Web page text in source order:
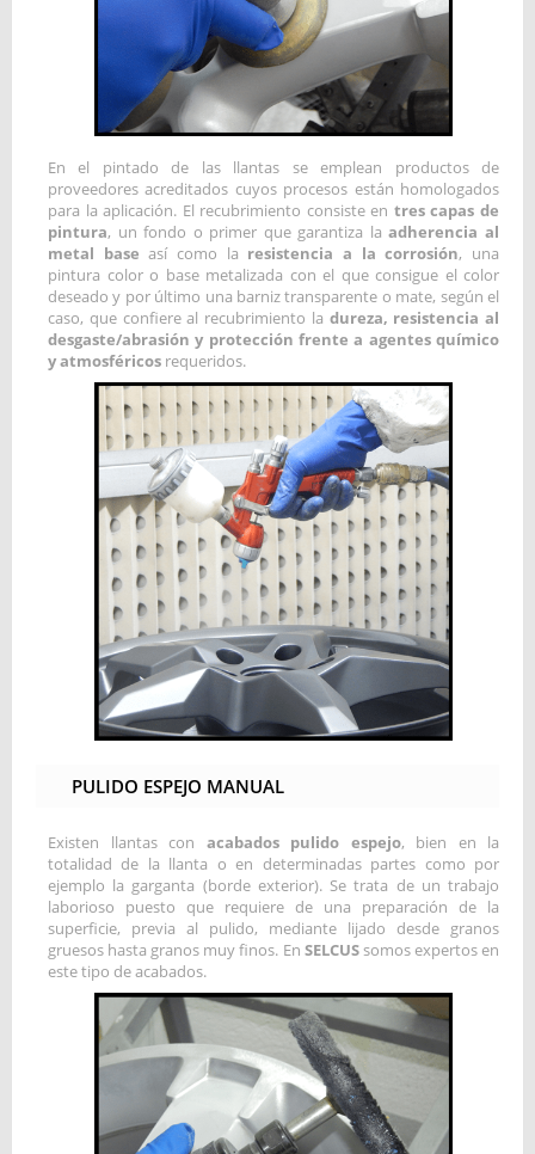
En el pintado de las llantas se emplean productos de
proveedores acreditados cuyos procesos están homologados
para la aplicación. El recubrimiento consiste en tres capas de
pintura, un fondo o primer que garantiza laadherencia al
metal base así como la resistencia a la corrosión, una
pintura color o base metalizada con el que consigue el color
deseado y por último una barniz transparente o mate, según el
caso, que confiere al recubrimiento la dureza, resistencia al
desgaste/abrasión y protección frente a agentes químico
y atmosféricos requeridos.
PULIDO ESPEJO MANUAL
Existen llantas con acabados pulido espejo, bien en la
totalidad de la llanta o en determinadas partes como por
ejemplo la garganta (borde exterior). Se trata de un trabajo
laborioso puesto que requiere de una preparación de la
superficie, previa al pulido, mediante lijado desde granos
gruesos hasta granos muy finos. En SELCUSsomos expertos en
este tipo de acabados.